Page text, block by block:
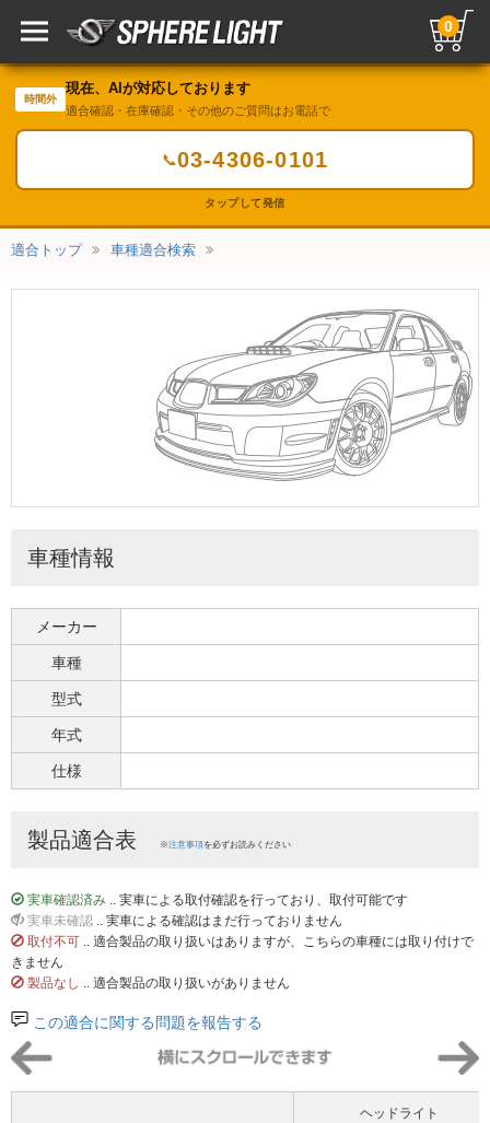
0
時間外
現在、AIが対応しております
適合確認・在庫確認・その他のご質問はお電話で
📞03-4306-0101
タップして発信
適合トップ 車種適合検索
車種情報
メーカー
車種
型式
年式
仕様
製品適合表 ※注意事項を必ずお読みください
実車確認済み .. 実車による取付確認を行っており、取付可能です
実車未確認 .. 実車による確認はまだ行っておりません
取付不可 .. 適合製品の取り扱いはありますが、こちらの車種には取り付けで
きません
製品なし .. 適合製品の取り扱いがありません
この適合に関する問題を報告する
ヘッドライト